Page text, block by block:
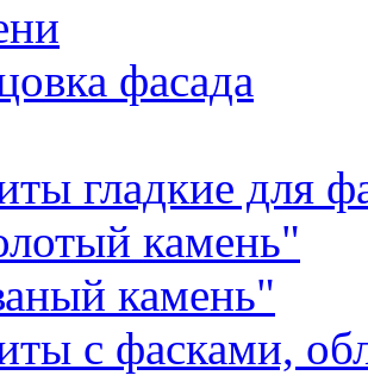
фасада
гладкие для
камень"
камень"
с фасками,